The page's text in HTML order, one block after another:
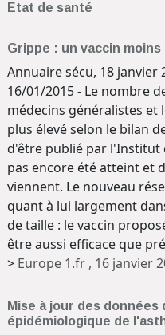
Etat de santé
Grippe : un vaccin
Annuaire sécu, 18 janvier
16/01/2015 - Le nombre
médecins généralistes et
plus élevé selon le bilan
d'être publié par l'Institut
pas encore été atteint et
viennent. Le nouveau
quant à lui largement
de taille : le vaccin
être aussi efficace que
> Europe 1.fr , 16 janvier
Mise à jour des données
épidémiologique de